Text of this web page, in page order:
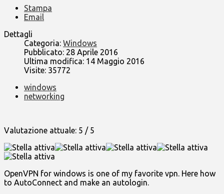
Stampa
Email
Dettagli
Categoria: Windows
Pubblicato: 28 Aprile 2016
Ultima modifica: 14 Maggio 2016
Visite: 35772
windows
networking
Valutazione attuale: 5 / 5
OpenVPN for windows is one of my favorite vpn. Here how
to AutoConnect and make an autologin.